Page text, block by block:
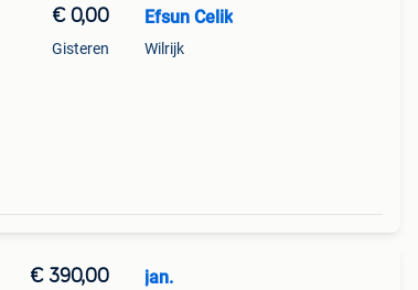
€ 0,00
Gisteren
Efsun Celik
Wilrijk
€ 390,00 jan.